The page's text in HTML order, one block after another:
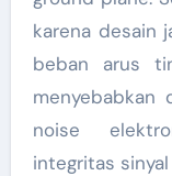
karena desain
beban arus
menyebabkan
noise
integritas